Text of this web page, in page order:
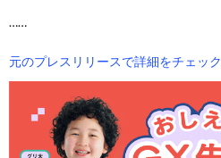
……
元のプレスリリースで詳細をチェック